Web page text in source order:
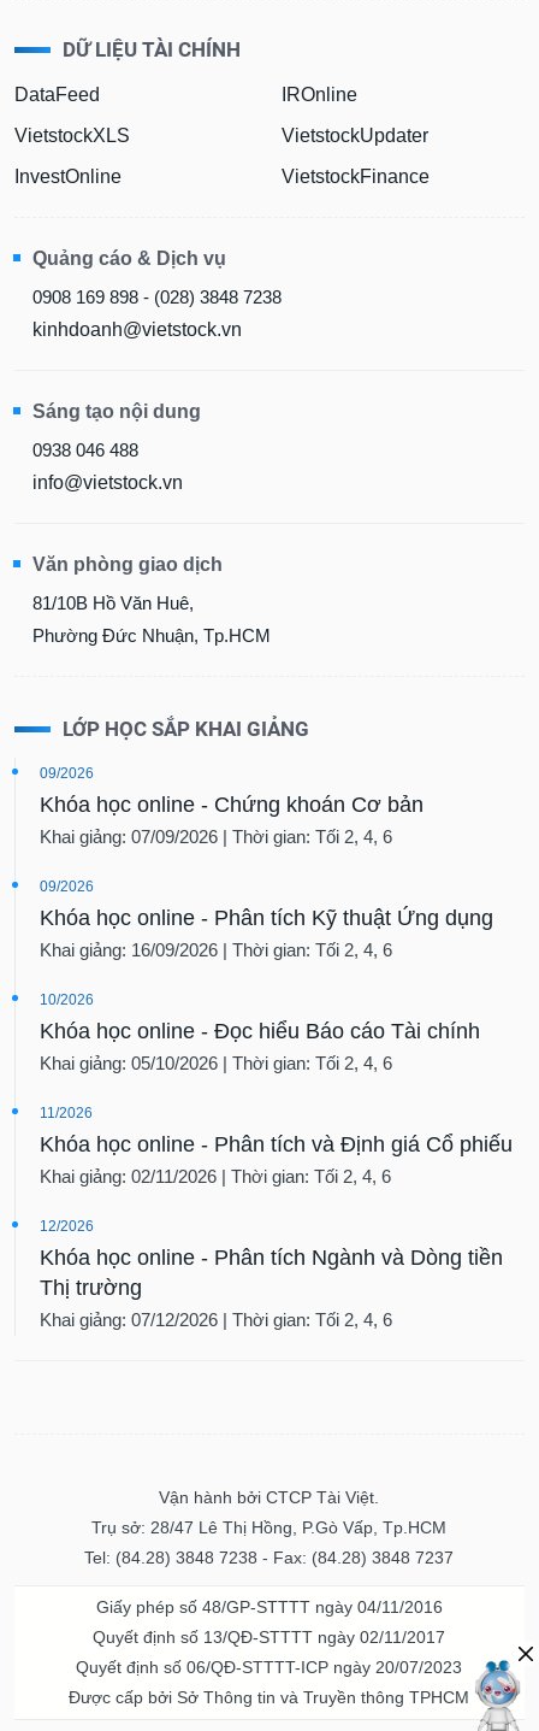
DỮ LIỆU TÀI CHÍNH
DataFeed
VietstockXLS
InvestOnline
IROnline
VietstockUpdater
VietstockFinance
Quảng cáo & Dịch vụ
0908 169 898 - (028) 3848 7238
kinhdoanh@vietstock.vn
Sáng tạo nội dung
0938 046 488
info@vietstock.vn
Văn phòng giao dịch
81/10B Hồ Văn Huê,
Phường Đức Nhuận, Tp.HCM
LỚP HỌC SẮP KHAI GIẢNG
09/2026
Khóa học online - Chứng khoán Cơ bản
Khai giảng: 07/09/2026 | Thời gian: Tối 2, 4, 6
09/2026
Khóa học online - Phân tích Kỹ thuật Ứng dụng
Khai giảng: 16/09/2026 | Thời gian: Tối 2, 4, 6
10/2026
Khóa học online - Đọc hiểu Báo cáo Tài chính
Khai giảng: 05/10/2026 | Thời gian: Tối 2, 4, 6
11/2026
Khóa học online - Phân tích và Định giá Cổ phiếu
Khai giảng: 02/11/2026 | Thời gian: Tối 2, 4, 6
12/2026
Khóa học online - Phân tích Ngành và Dòng tiền
Thị trường
Khai giảng: 07/12/2026 | Thời gian: Tối 2, 4, 6
Vận hành bởi CTCP Tài Việt.
Trụ sở: 28/47 Lê Thị Hồng, P.Gò Vấp, Tp.HCM
Tel: (84.28) 3848 7238 - Fax: (84.28) 3848 7237
Giấy phép số 48/GP-STTTT ngày 04/11/2016
Quyết định số 13/QĐ-STTTT ngày 02/11/2017
Quyết định số 06/QĐ-STTTT-ICP ngày 20/07/2023
Được cấp bởi Sở Thông tin và Truyền thông TPHCM